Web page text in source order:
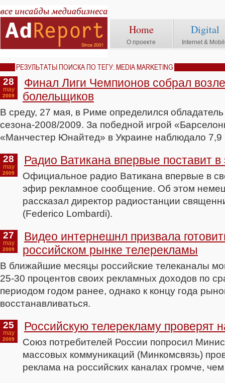
Home
О проекте
Digital
Internet &
РЕЗУЛЬТАТЫ ПОИСКА ПО ТЕГУ: MEDIA MARKETING
28
may
2009
Финал Лиги Чемпионов собрал
болельщиков
В среду, 27 мая, в Риме определился
сезона-2008/2009. За победной игрой
«Манчестер Юнайтед» в Украине наблюдало 7,9
28
may
2009
Радио Ватикана впервые поставит
Официальное радио Ватикана впервые в
эфир рекламное сообщение. Об этом
рассказал директор радиостанции
(Federico Lombardi).
27
may
2009
Видео интернешнл призвала
российском рынке телерекламы
В ближайшие месяцы российские телеканалы
25-30 процентов своих рекламных доходов по
периодом годом ранее, однако к концу года
восстанавливаться.
25
may
2009
Российскую телерекламу проверят
Союз потребителей России попросил
массовых коммуникаций (Минкомсвязь)
реклама на российских каналах громче,